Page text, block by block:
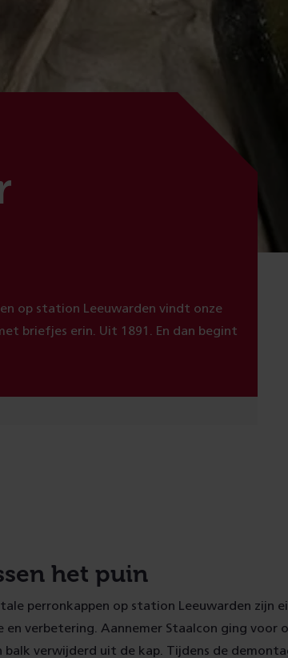
op station Leeuwarden vindt onze
briefjes erin. Uit 1891. En dan begint
het puin
perronkappen op station Leeuwarden zijn
en verbetering. Aannemer Staalcon ging voor
balk verwijderd uit de kap. Tijdens de